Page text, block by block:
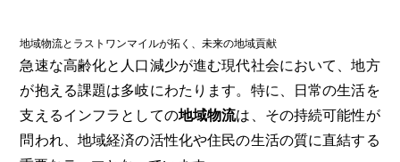
地域物流とラストワンマイルが拓く、未来の地域貢献
急速な高齢化と人口減少が進む現代社会において、地方
が抱える課題は多岐にわたります。特に、日常の生活を
支えるインフラとしての地域物流は、その持続可能性が
問われ、地域経済の活性化や住民の生活の質に直結する